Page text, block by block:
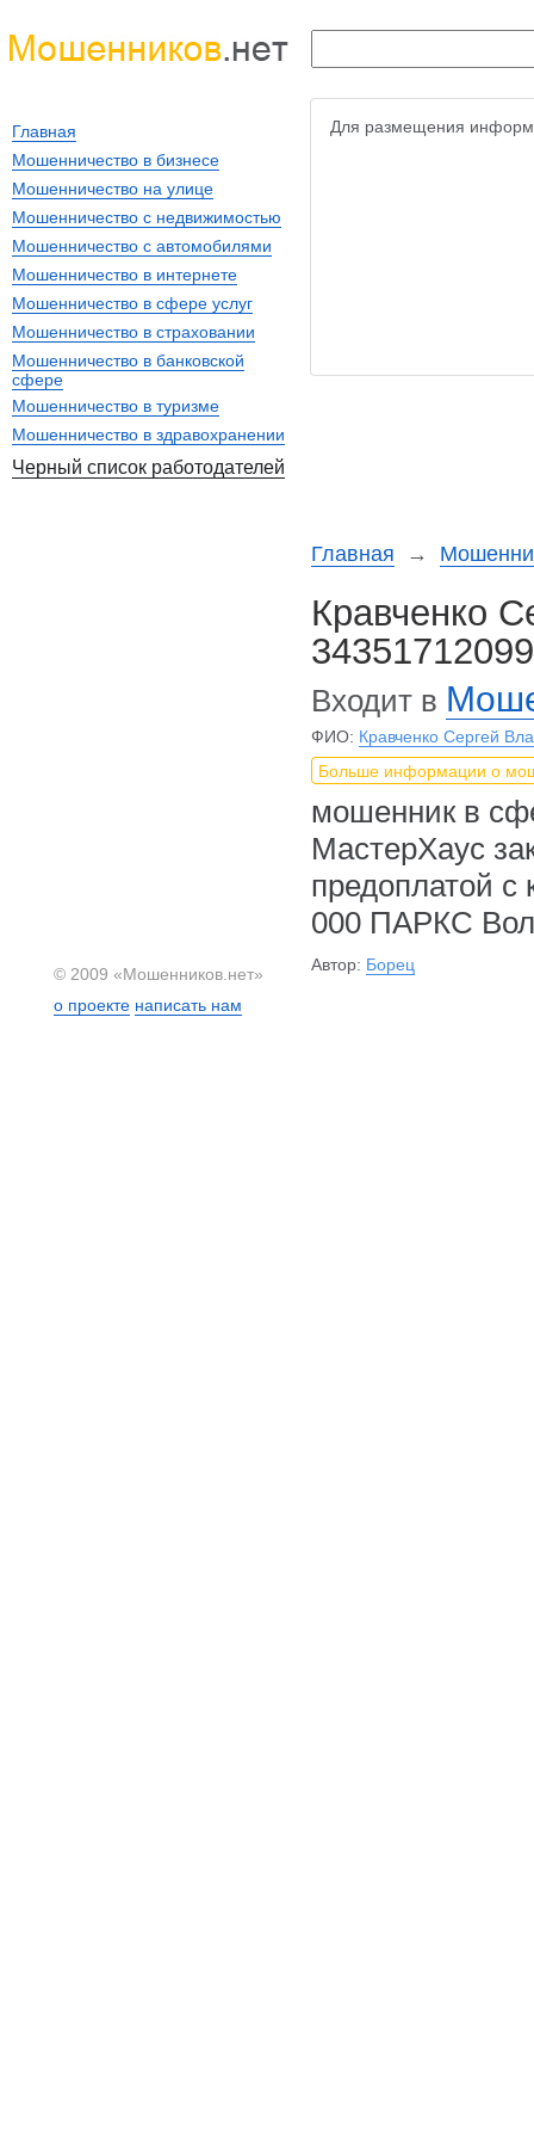
Для размещения
Главная →
Кравченко
Входит в
ФИО: Кравченко Сергей
Больше информации о
мошенник в
МастерХаус
предоплатой с
000 ПАРКС
Автор: Борец
Главная
Мошенничество в бизнесе
Мошенничество на улице
Мошенничество с недвижимостью
Мошенничество с автомобилями
Мошенничество в интернете
Мошенничество в сфере услуг
Мошенничество в страховании
Мошенничество в банковской
сфере
Мошенничество в туризме
Мошенничество в здравохранении
Черный список работодателей
© 2009 «Мошенников.нет»
о проекте написать нам